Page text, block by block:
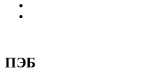
ПЭБ